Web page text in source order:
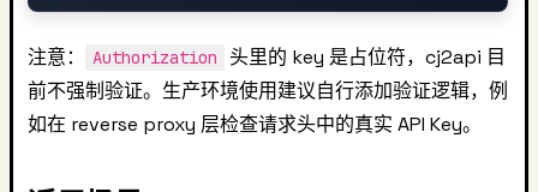
注意： Authorization
头里的 key 是占位符，cj2api 目
前不强制验证。生产环境使用建议自行添加验证逻辑，例
如在 reverse proxy 层检查请求头中的真实 API Key。